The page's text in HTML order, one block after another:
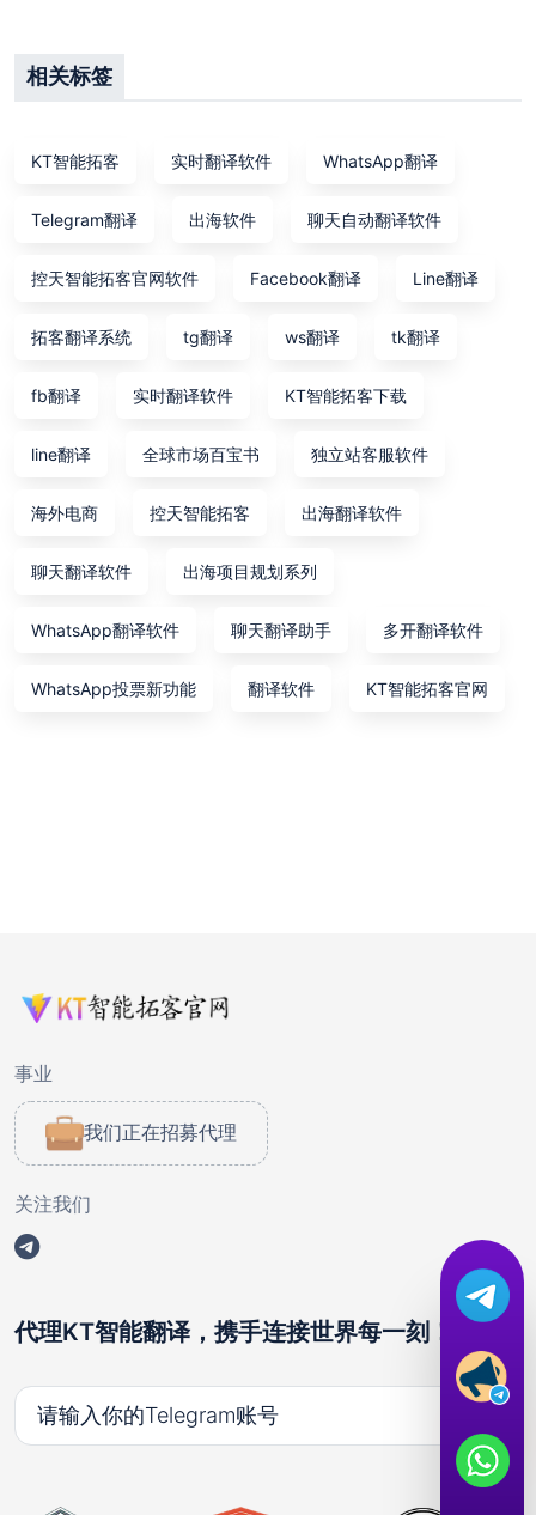
相关标签
KT智能拓客 实时翻译软件 WhatsApp翻译
Telegram翻译 出海软件 聊天自动翻译软件
控天智能拓客官网软件 Facebook翻译 Line翻译
拓客翻译系统 tg翻译 ws翻译 tk翻译
fb翻译 实时翻译软件 KT智能拓客下载
line翻译 全球市场百宝书 独立站客服软件
海外电商 控天智能拓客 出海翻译软件
聊天翻译软件 出海项目规划系列
WhatsApp翻译软件 聊天翻译助手 多开翻译软件
WhatsApp投票新功能 翻译软件 KT智能拓客官网
事业
我们正在招募代理
关注我们
代理KT智能翻译，携手连接世界每一刻！